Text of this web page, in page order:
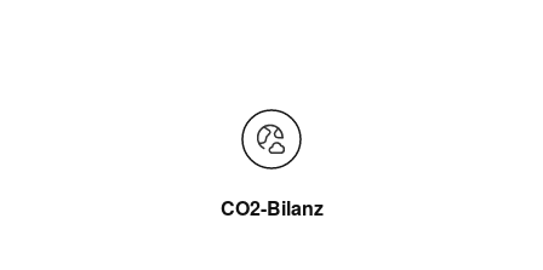
CO2-Bilanz